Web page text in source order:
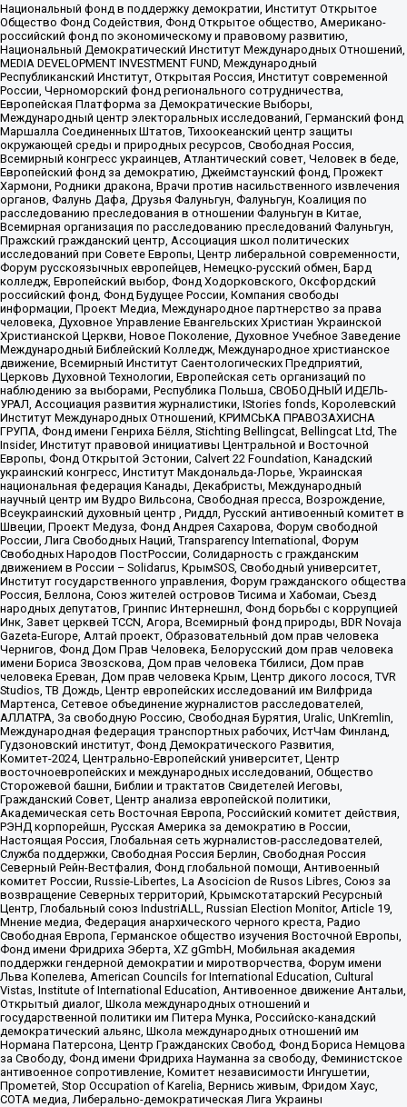
Национальный фонд в поддержку демократии, Институт Открытое
Общество Фонд Содействия, Фонд Открытое общество, Американо-
российский фонд по экономическому и правовому развитию,
Национальный Демократический Институт Международных Отношений,
MEDIA DEVELOPMENT INVESTMENT FUND, Международный
Республиканский Институт, Открытая Россия, Институт современной
России, Черноморский фонд регионального сотрудничества,
Европейская Платформа за Демократические Выборы,
Международный центр электоральных исследований, Германский фонд
Маршалла Соединенных Штатов, Тихоокеанский центр защиты
окружающей среды и природных ресурсов, Свободная Россия,
Всемирный конгресс украинцев, Атлантический совет, Человек в беде,
Европейский фонд за демократию, Джеймстаунский фонд, Прожект
Хармони, Родники дракона, Врачи против насильственного извлечения
органов, Фалунь Дафа, Друзья Фалуньгун, Фалуньгун, Коалиция по
расследованию преследования в отношении Фалуньгун в Китае,
Всемирная организация по расследованию преследований Фалуньгун,
Пражский гражданский центр, Ассоциация школ политических
исследований при Совете Европы, Центр либеральной современности,
Форум русскоязычных европейцев, Немецко-русский обмен, Бард
колледж, Европейский выбор, Фонд Ходорковского, Оксфордский
российский фонд, Фонд Будущее России, Компания свободы
информации, Проект Медиа, Международное партнерство за права
человека, Духовное Управление Евангельских Христиан Украинской
Христианской Церкви, Новое Поколение, Духовное Учебное Заведение
Международный Библейский Колледж, Международное христианское
движение, Всемирный Институт Саентологических Предприятий,
Церковь Духовной Технологии, Европейская сеть организаций по
наблюдению за выборами, Республика Польша, СВОБОДНЫЙ ИДЕЛЬ-
УРАЛ, Ассоциация развития журналистики, IStories fonds, Королевский
Институт Международных Отношений, КРИМСЬКА ПРАВОЗАХИСНА
ГРУПА, Фонд имени Генриха Бёлля, Stichting Bellingcat, Bellingcat Ltd, The
Insider, Институт правовой инициативы Центральной и Восточной
Европы, Фонд Открытой Эстонии, Calvert 22 Foundation, Канадский
украинский конгресс, Институт Макдональда-Лорье, Украинская
национальная федерация Канады, Декабристы, Международный
научный центр им Вудро Вильсона, Свободная пресса, Возрождение,
Всеукраинский духовный центр , Риддл, Русский антивоенный комитет в
Швеции, Проект Медуза, Фонд Андрея Сахарова, Форум свободной
России, Лига Свободных Наций, Transparеncy International, Форум
Свободных Народов ПостРоссии, Солидарность с гражданским
движением в России – Solidarus, КрымSOS, Свободный университет,
Институт государственного управления, Форум гражданского общества
Россия, Беллона, Союз жителей островов Тисима и Хабомаи, Съезд
народных депутатов, Гринпис Интернешнл, Фонд борьбы с коррупцией
Инк, Завет церквей TCCN, Агора, Всемирный фонд природы, BDR Novaja
Gazeta-Europe, Алтай проект, Образовательный дом прав человека
Чернигов, Фонд Дом Прав Человека, Белорусский дом прав человека
имени Бориса Звозскова, Дом прав человека Тбилиси, Дом прав
человека Ереван, Дом прав человека Крым, Центр дикого лосося, TVR
Studios, ТВ Дождь, Центр европейских исследований им Вилфрида
Мартенса, Сетевое объединение журналистов расследователей,
АЛЛАТРА, За свободную Россию, Свободная Бурятия, Uralic, UnKremlin,
Международная федерация транспортных рабочих, ИстЧам Финланд,
Гудзоновский институт, Фонд Демократического Развития,
Комитет-2024, Центрально-Европейский университет, Центр
восточноевропейских и международных исследований, Общество
Сторожевой башни, Библии и трактатов Свидетелей Иеговы,
Гражданский Совет, Центр анализа европейской политики,
Академическая сеть Восточная Европа, Российский комитет действия,
РЭНД корпорейшн, Русская Америка за демократию в России,
Настоящая Россия, Глобальная сеть журналистов-расследователей,
Служба поддержки, Свободная Россия Берлин, Свободная Россия
Северный Рейн-Вестфалия, Фонд глобальной помощи, Антивоенный
комитет России, Russie-Libertes, La Asocicion de Rusos Libres, Союз за
возвращение Северных территорий, Крымскотатарский Ресурсный
Центр, Глобальный союз IndustriALL, Russian Election Monitor, Article 19,
Мнение медиа, Федерация анархического черного креста, Радио
Свободная Европа, Германское общество изучения Восточной Европы,
Фонд имени Фридриха Эберта, XZ gGmbH, Мобильная академия
поддержки гендерной демократии и миротворчества, Форум имени
Льва Копелева, American Councils for International Education, Cultural
Vistas, Institute of International Education, Антивоенное движение Антальи,
Открытый диалог, Школа международных отношений и
государственной политики им Питера Мунка, Российско-канадский
демократический альянс, Школа международных отношений им
Нормана Патерсона, Центр Гражданских Свобод, Фонд Бориса Немцова
за Свободу, Фонд имени Фридриха Науманна за свободу, Феминистское
антивоенное сопротивление, Комитет независимости Ингушетии,
Прометей, Stop Occupation of Karelia, Вернись живым, Фридом Хаус,
СОТА медиа, Либерально-демократическая Лига Украины